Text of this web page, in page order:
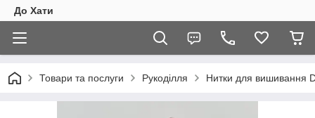
До Хати
Товари та послуги Рукоділля Нитки для вишивання